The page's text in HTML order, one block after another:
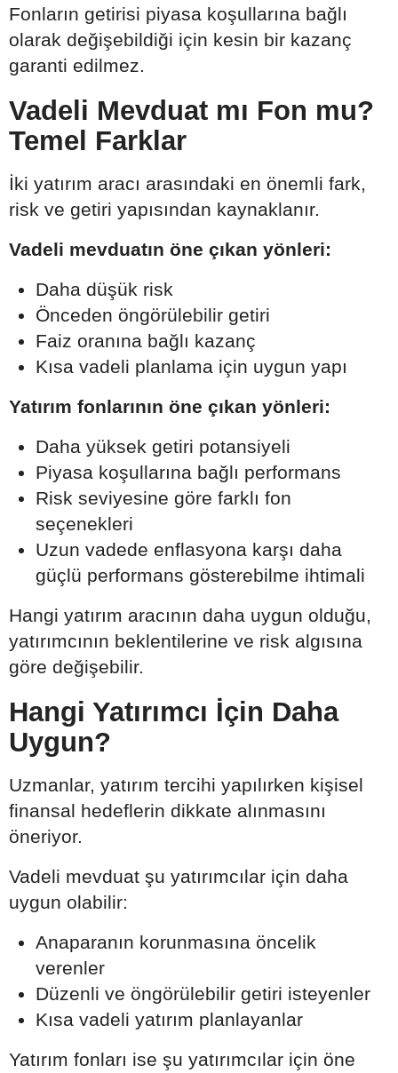
Fonların getirisi piyasa koşullarına bağlı
olarak değişebildiği için kesin bir kazanç
garanti edilmez.
Vadeli Mevduat mı Fon mu?
Temel Farklar
İki yatırım aracı arasındaki en önemli fark,
risk ve getiri yapısından kaynaklanır.
Vadeli mevduatın öne çıkan yönleri:
Daha düşük risk
Önceden öngörülebilir getiri
Faiz oranına bağlı kazanç
Kısa vadeli planlama için uygun yapı
Yatırım fonlarının öne çıkan yönleri:
Daha yüksek getiri potansiyeli
Piyasa koşullarına bağlı performans
Risk seviyesine göre farklı fon
seçenekleri
Uzun vadede enflasyona karşı daha
güçlü performans gösterebilme ihtimali
Hangi yatırım aracının daha uygun olduğu,
yatırımcının beklentilerine ve risk algısına
göre değişebilir.
Hangi Yatırımcı İçin Daha
Uygun?
Uzmanlar, yatırım tercihi yapılırken kişisel
finansal hedeflerin dikkate alınmasını
öneriyor.
Vadeli mevduat şu yatırımcılar için daha
uygun olabilir:
Anaparanın korunmasına öncelik
verenler
Düzenli ve öngörülebilir getiri isteyenler
Kısa vadeli yatırım planlayanlar
Yatırım fonları ise şu yatırımcılar için öne